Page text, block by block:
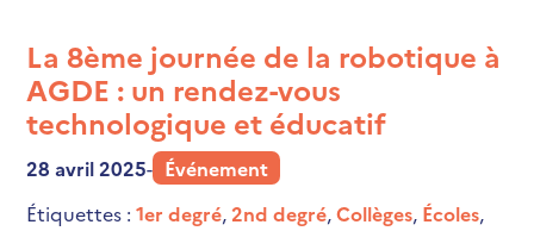
La 8ème journée de la robotique à
AGDE : un rendez-vous
technologique et éducatif
28 avril 2025- Événement
Étiquettes :1er degré,2nd degré,Collèges, Écoles,